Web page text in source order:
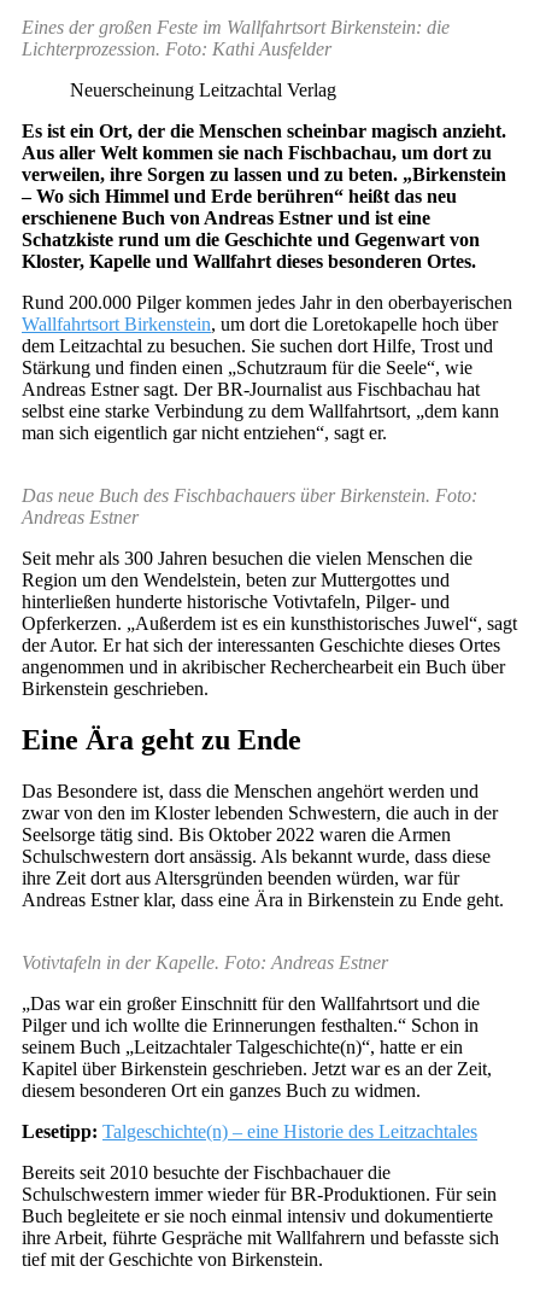
Eines der großen Feste im Wallfahrtsort Birkenstein: die
Lichterprozession. Foto: Kathi Ausfelder
Neuerscheinung Leitzachtal Verlag
Es ist ein Ort, der die Menschen scheinbar magisch anzieht.
Aus aller Welt kommen sie nach Fischbachau, um dort zu
verweilen, ihre Sorgen zu lassen und zu beten. „Birkenstein
– Wo sich Himmel und Erde berühren“ heißt das neu
erschienene Buch von Andreas Estner und ist eine
Schatzkiste rund um die Geschichte und Gegenwart von
Kloster, Kapelle und Wallfahrt dieses besonderen Ortes.
Rund 200.000 Pilger kommen jedes Jahr in den oberbayerischen
Wallfahrtsort Birkenstein, um dort die Loretokapelle hoch über
dem Leitzachtal zu besuchen. Sie suchen dort Hilfe, Trost und
Stärkung und finden einen „Schutzraum für die Seele“, wie
Andreas Estner sagt. Der BR-Journalist aus Fischbachau hat
selbst eine starke Verbindung zu dem Wallfahrtsort, „dem kann
man sich eigentlich gar nicht entziehen“, sagt er.
Das neue Buch des Fischbachauers über Birkenstein. Foto:
Andreas Estner
Seit mehr als 300 Jahren besuchen die vielen Menschen die
Region um den Wendelstein, beten zur Muttergottes und
hinterließen hunderte historische Votivtafeln, Pilger- und
Opferkerzen. „Außerdem ist es ein kunsthistorisches Juwel“, sagt
der Autor. Er hat sich der interessanten Geschichte dieses Ortes
angenommen und in akribischer Recherchearbeit ein Buch über
Birkenstein geschrieben.
Eine Ära geht zu Ende
Das Besondere ist, dass die Menschen angehört werden und
zwar von den im Kloster lebenden Schwestern, die auch in der
Seelsorge tätig sind. Bis Oktober 2022 waren die Armen
Schulschwestern dort ansässig. Als bekannt wurde, dass diese
ihre Zeit dort aus Altersgründen beenden würden, war für
Andreas Estner klar, dass eine Ära in Birkenstein zu Ende geht.
Votivtafeln in der Kapelle. Foto: Andreas Estner
„Das war ein großer Einschnitt für den Wallfahrtsort und die
Pilger und ich wollte die Erinnerungen festhalten.“ Schon in
seinem Buch „Leitzachtaler Talgeschichte(n)“, hatte er ein
Kapitel über Birkenstein geschrieben. Jetzt war es an der Zeit,
diesem besonderen Ort ein ganzes Buch zu widmen.
Lesetipp: Talgeschichte(n) – eine Historie des Leitzachtales
Bereits seit 2010 besuchte der Fischbachauer die
Schulschwestern immer wieder für BR-Produktionen. Für sein
Buch begleitete er sie noch einmal intensiv und dokumentierte
ihre Arbeit, führte Gespräche mit Wallfahrern und befasste sich
tief mit der Geschichte von Birkenstein.